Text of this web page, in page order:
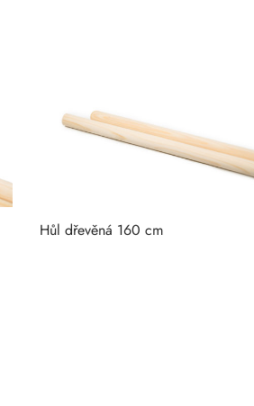
Hůl dřevěná 160 cm